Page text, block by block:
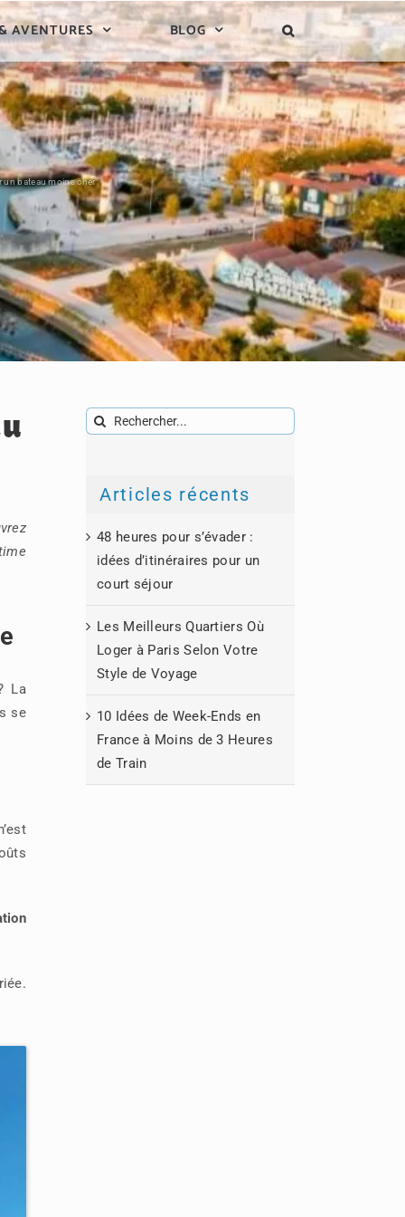
AVENTURES BLOG
un bateau moins cher
La
se
Rechercher:
Articles récents
48 heures pour s’évader :
idées d’itinéraires pour un
court séjour
Les Meilleurs Quartiers Où
Loger à Paris Selon Votre
Style de Voyage
10 Idées de Week-Ends en
France à Moins de 3 Heures
de Train